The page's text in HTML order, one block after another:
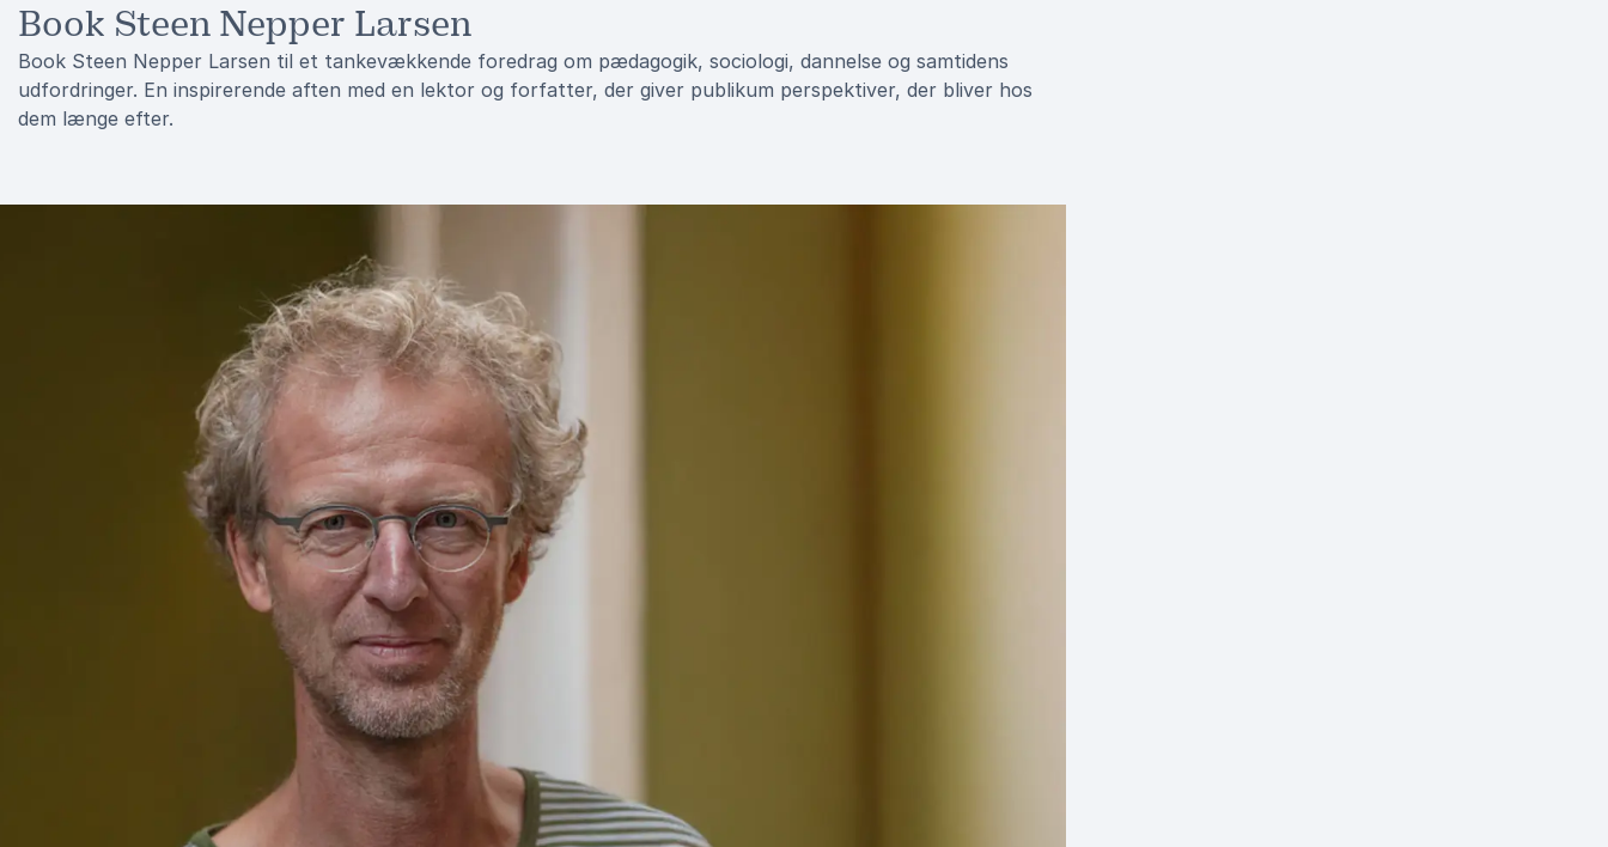
Book Steen Nepper Larsen
Book Steen Nepper Larsen til et tankevækkende foredrag om pædagogik, sociologi, dannelse og samtidens
udfordringer. En inspirerende aften med en lektor og forfatter, der giver publikum perspektiver, der bliver hos
dem længe efter.